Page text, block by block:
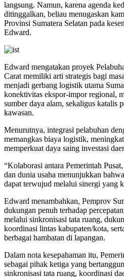
langsung. Namun, karena agenda
ditinggalkan, beliau menugaskan
Provinsi Sumatera Selatan pada
Edward.
Edward mengatakan proyek
Carat memiliki arti strategis bagi
menjadi gerbang logistik utama
konektivitas ekspor-impor regional,
sumber daya alam, sekaligus katalis
kawasan.
Menurutnya, integrasi pelabuhan
memangkas biaya logistik,
memperkuat daya saing investasi
“Kolaborasi antara Pemerintah
dan dunia usaha menunjukkan
dapat terwujud melalui sinergi yang
Edward menambahkan, Pemprov
dukungan penuh terhadap
melalui sinkronisasi tata ruang,
koordinasi lintas kabupaten/kota,
berbagai hambatan di lapangan.
Dalam nota kesepahaman itu,
sebagai pihak ketiga yang
sinkronisasi tata ruang, koordinasi